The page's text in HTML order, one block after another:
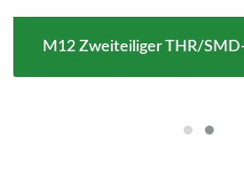
M12 Zweiteiliger THR/